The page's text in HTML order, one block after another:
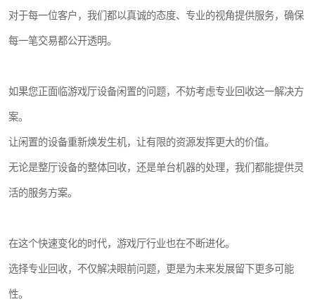
对于每一位客户，我们都以真诚的态度、专业的视角提供服务，确保
每一笔交易都公开透明。
如果您正面临游戏厅设备闲置的问题，不妨考虑专业回收这一解决方
案。
让闲置的设备重新焕发生机，让有限的资源发挥更大的价值。
无论是整厅设备的整体回收，还是单台机器的处理，我们都能提供灵
活的服务方案。
在这个快速变化的时代，游戏厅行业也在不断进化。
选择专业回收，不仅解决眼前问题，更是为未来发展留下更多可能
性。